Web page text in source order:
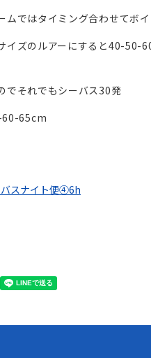
ムではタイミング合わせてボ
イズのルアーにすると40-50-
でそれでもシーバス30発
65cm
スナイト便④6h